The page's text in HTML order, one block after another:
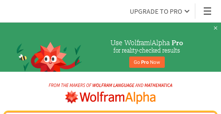
UPGRADE TO PRO
Use Wolfram|Alpha Pro
for reality-checked results
Go Pro Now